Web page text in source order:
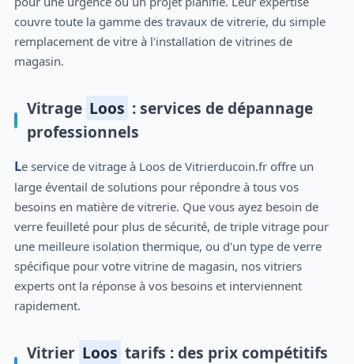
couvre toute la gamme des travaux de vitrerie, du simple
remplacement de vitre à l'installation de vitrines de
magasin.
Vitrage Loos : services de dépannage
professionnels
Le service de vitrage à Loos de Vitrierducoin.fr offre un
large éventail de solutions pour répondre à tous vos
besoins en matière de vitrerie. Que vous ayez besoin de
verre feuilleté pour plus de sécurité, de triple vitrage pour
une meilleure isolation thermique, ou d'un type de verre
spécifique pour votre vitrine de magasin, nos vitriers
experts ont la réponse à vos besoins et interviennent
rapidement.
Vitrier Loos tarifs : des prix compétitifs